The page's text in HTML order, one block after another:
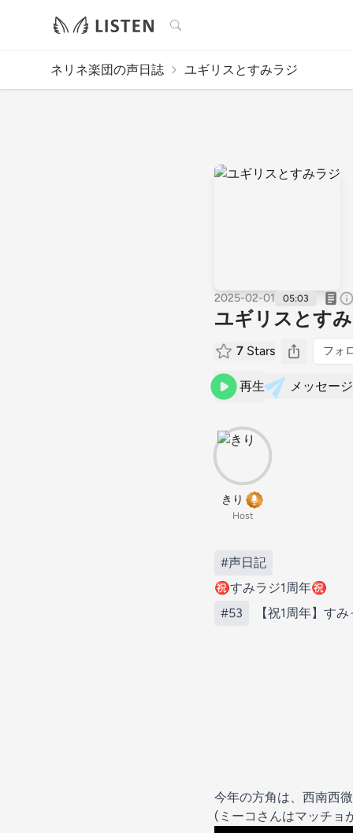
検索
ネリネ楽団の声日誌 ユギリスとすみラジ
2025-02-01 05:03
ユギリスとす
7 Stars フォ
再生 メッセー
きり
Host
#声日記
㊗️すみラジ1周年㊗️
#53
【祝1周年】す
今年の方角は、西南西
(ミーコさんはマッチョ